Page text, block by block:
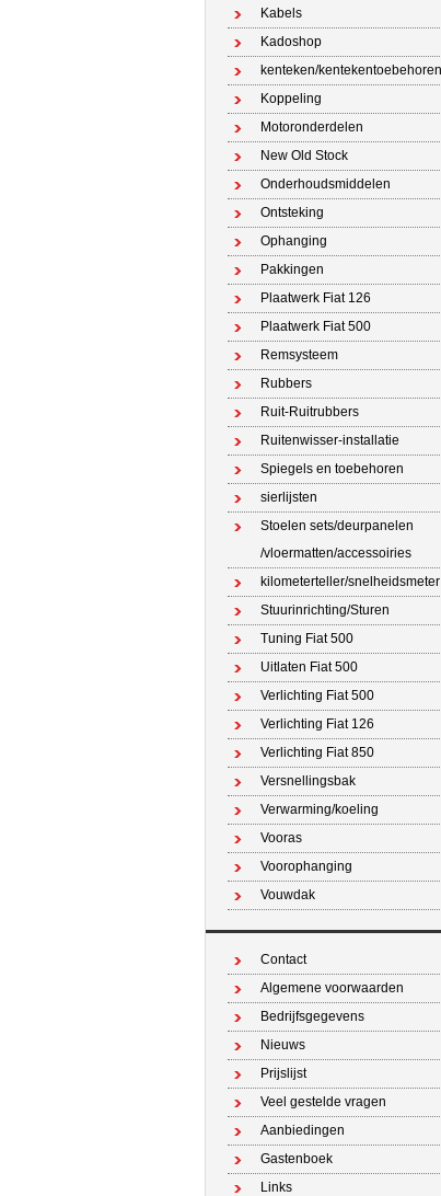
Kabels
Kadoshop
kenteken/kentekentoebehoren
Koppeling
Motoronderdelen
New Old Stock
Onderhoudsmiddelen
Ontsteking
Ophanging
Pakkingen
Plaatwerk Fiat 126
Plaatwerk Fiat 500
Remsysteem
Rubbers
Ruit-Ruitrubbers
Ruitenwisser-installatie
Spiegels en toebehoren
sierlijsten
Stoelen sets/deurpanelen
/vloermatten/accessoiries
kilometerteller/snelheidsmeter
Stuurinrichting/Sturen
Tuning Fiat 500
Uitlaten Fiat 500
Verlichting Fiat 500
Verlichting Fiat 126
Verlichting Fiat 850
Versnellingsbak
Verwarming/koeling
Vooras
Voorophanging
Vouwdak
Contact
Algemene voorwaarden
Bedrijfsgegevens
Nieuws
Prijslijst
Veel gestelde vragen
Aanbiedingen
Gastenboek
Links